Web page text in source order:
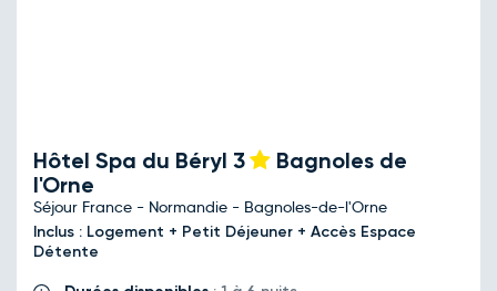
Hôtel Spa du Béryl 3
Bagnoles de
l'Orne
Séjour France - Normandie - Bagnoles-de-l'Orne
Inclus : Logement + Petit Déjeuner + Accès Espace
Détente